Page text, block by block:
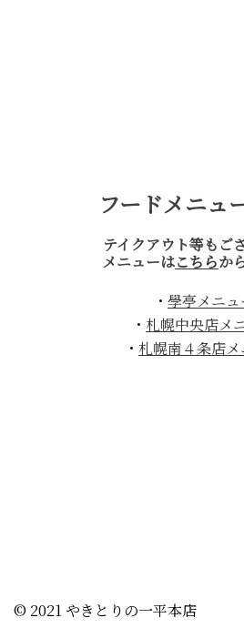
フードメニュ
テイクアウト等もご
メニューはこちらか
・ 學亭メニュ
・ 札幌中央店メ
・ 札幌南４条店メ
© 2021 やきとりの一平本店